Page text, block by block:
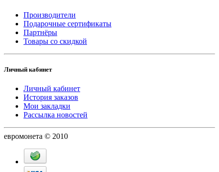
Производители
Подарочные сертификаты
Партнёры
Товары со скидкой
Личный кабинет
Личный кабинет
История заказов
Мои закладки
Рассылка новостей
евромонета © 2010